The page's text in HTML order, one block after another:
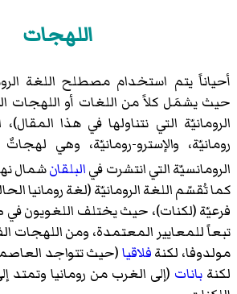
اللهجات
أحياناً يتم استخدام مصطلح اللغة
حيث يشمَل كلاً من اللغات أو اللهجات
الرومانيّة التي نتناولها في هذا المقال)،
رومانيّة، والإسترو-رومانيّة، وهي
الرومانسيّة التي انتشرت فيالبلقانشمال
كما تُقسّم اللغة الرومانيّة (لغة رومانيا
فرعيّة (لكنات)، حيث يختلف اللغويون
تبعاً للمعايير المعتمدة، ومن اللهجات
مولدوفا، لكنةفلاقيا(حيث تتواجد
لكنة بانات (إلى الغرب من رومانيا وتمتد